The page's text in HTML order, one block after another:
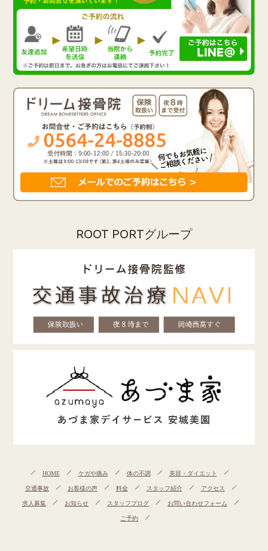
ROOT PORTグループ
HOME ケガや痛み 体の不調 美容・ダイエット
交通事故 お客様の声 料金 スタッフ紹介 アクセス
求人募集 お知らせ スタッフブログ お問い合わせフォーム
ご予約